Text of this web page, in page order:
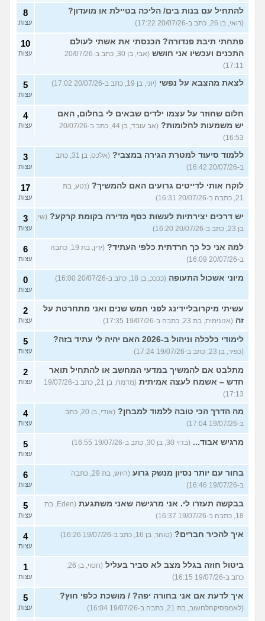
להתחיל עם בנות בים/ הליכה בטיילת או מועדון?
(רואי, בן 26, כתב ב-20/07/26 17:22)
8
עצות
פתחתי תיבת פנדורה? הכנסתי את אשתי לעולם
התכנים ועכשיו אני חושש
(אבי, בן 30, כתב ב-20/07/26
17:11)
10
עצות
לצאת מהצבא על נפשי (יוני, בן 19, כתב ב-20/07/26 17:02) 5
עצות
חלום שחוזר על עצמו ילדים שבאים לי בחלום, האם
יש משמעות לחלומות?
(אב עובד, בן 44, כתב ב-20/07/26
16:53)
4
עצות
ללמוד סיעוד למטרת הגירה במצבי?
(אלכס, בן 31, כתב
ב-20/07/26 16:42)
3
עצות
לוקח אותי לדייטים גרועים האם להמשיך? (נטע, בת
21, כתבה ב-20/07/26 16:31)
17
עצות
יש דרכים יצירתיות לעשות כסף מדירה בקומת קרקע? (שי,
בן 23, כתב ב-20/07/26 16:20)
3
עצות
למה אני כל כך חרדתית כלפי העתיד?
(ירין, בת 19, כתבה
ב-20/07/26 16:09)
6
עצות
מיוני אשכול התעופה (ככככ, בן 18, כתב ב-20/07/26 16:00) 0
עצות
עשיתי מיקרובליידינג לפני חמש שנים ואני מתחרטת על
זה (אנונימית, בת 23, כתבה ב-19/07/26 17:35)
2
עצות
לימודי כלכלה וניהול ב-2026 האם יהיה לי עתיד בזה?
(כפיר, בן 23, כתב ב-19/07/26 17:24)
5
עצות
מתלבט אם להמשיך במדעי המחשב או להתחיל תואר
חדש – אשמח לעצה אמיתית
(מדמח, בן 21, כתב ב-19/07/26
17:13)
2
עצות
מה הדרך הכי טובה ללמוד למבחן?
(אודי, בן 20, כתב
ב-19/07/26 17:04)
4
עצות
מרגיש אבוד... (בדוי 30, בן 30, כתב ב-19/07/26 16:55) 5
עצות
בחור עם יותר נסיון מנשק גרוע
(היוש, בת 29, כתבה
ב-19/07/26 16:46)
6
עצות
בבקשה תעזרו לי. אני מרגישה שאני משתגעת
(Eden, בת
18, כתבה ב-19/07/26 16:37)
5
עצות
איך להכיר חברים? (טוהר, בן 16, כתב ב-19/07/26 16:26) 4
עצות
ביטול חוזה בגלל מצב לא סביר בעליל
(חסוי, בן 26,
כתב ב-19/07/26 16:15)
1
עצות
איך לדעת אם אני בחורה יפה? / מושכת כלפי חוץ?
(לאמפסיקהלחשוב, בת 21, כתבה ב-19/07/26 16:04)
5
עצות